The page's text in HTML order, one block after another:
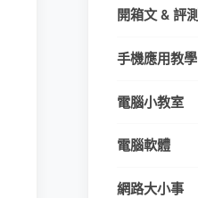
開箱文 & 評測
手機應用教學
電腦小教室
電腦軟體
網路大小事